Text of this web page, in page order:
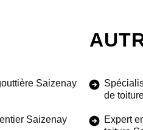
Saizenay
Saizenay
de
Expert